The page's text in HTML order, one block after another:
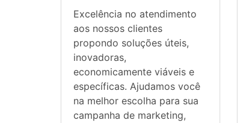
Excelência no atendimento
aos nossos clientes
propondo soluções úteis,
inovadoras,
economicamente viáveis e
específicas. Ajudamos você
na melhor escolha para sua
campanha de marketing,